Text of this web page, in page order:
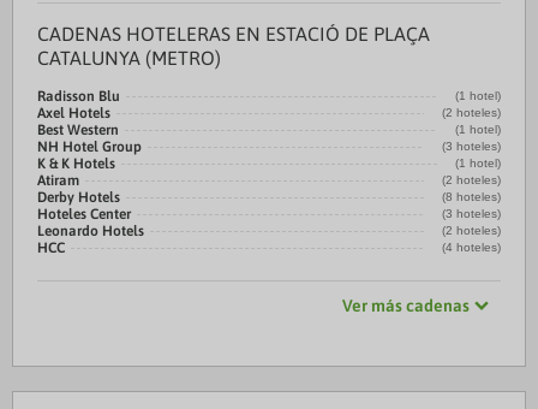
CADENAS HOTELERAS EN ESTACIÓ DE PLAÇA
CATALUNYA (METRO)
Radisson Blu (1 hotel)
Axel Hotels (2 hoteles)
Best Western (1 hotel)
NH Hotel Group (3 hoteles)
K & K Hotels (1 hotel)
Atiram (2 hoteles)
Derby Hotels (8 hoteles)
Hoteles Center (3 hoteles)
Leonardo Hotels (2 hoteles)
HCC (4 hoteles)
Ver más cadenas